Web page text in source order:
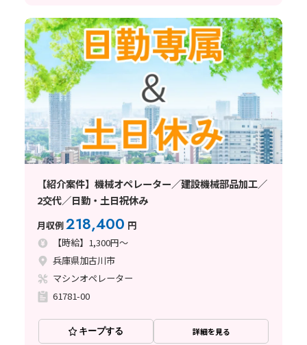
【紹介案件】機械オペレーター／建設機械部品加工／
2交代／日勤・土日祝休み
月収例218,400 円
【時給】1,300円～
兵庫県加古川市
マシンオペレーター
61781-00
キープする 詳細を見る